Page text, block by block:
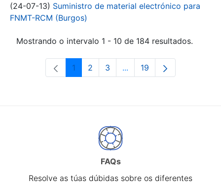
(24-07-13) Suministro de material electrónico para
FNMT-RCM (Burgos)
Mostrando o intervalo 1 - 10 de 184 resultados.
Páxina
1 Páxina
2 Páxina
3 ...Páxinas intermedias Use
Páxina
19
FAQs
Resolve as túas dúbidas sobre os diferentes